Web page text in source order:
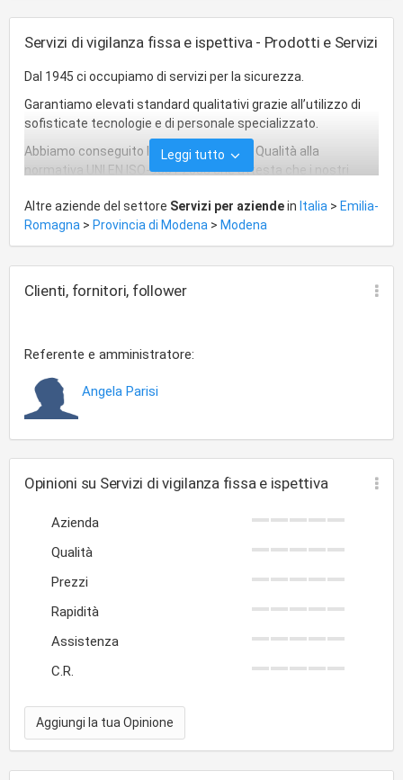
Servizi di vigilanza fissa e ispettiva - Prodotti e Servizi
Dal 1945 ci occupiamo di servizi per la sicurezza.
Garantiamo elevati standard qualitativi grazie all’utilizzo di
sofisticate tecnologie e di personale specializzato.
Abbiamo conseguito la Certificazione di Qualità alla
normativa UNI EN ISO-9001:2008 che attesta che i nostri
della qualità del nostro istituto.
Nel corso degli anni abbiamo perfezionato i servizi di vigilanza
valori riuscendo a soddisfare qualunque esigenza di
Leggi tutto
Altre aziende del settore Servizi per aziendein Italia > Emilia-
Romagna > Provincia di Modena > Modena
Clienti, fornitori, follower
Referente e amministratore:
Angela Parisi
Opinioni su Servizi di vigilanza fissa e ispettiva
Azienda
Qualità
Prezzi
Rapidità
Assistenza
C.R.
Aggiungi la tua Opinione